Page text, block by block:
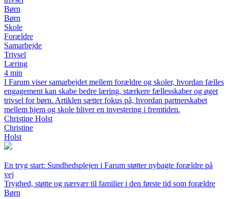
Børn
Børn
Skole
Forældre
Samarbejde
Trivsel
Læring
4 min
I Farum viser samarbejdet mellem forældre og skoler, hvordan fælles
engagement kan skabe bedre læring, stærkere fællesskaber og øget
trivsel for børn. Artiklen sætter fokus på, hvordan partnerskabet
mellem hjem og skole bliver en investering i fremtiden.
Christine Holst
Christine
Holst
En tryg start: Sundhedsplejen i Farum støtter nybagte forældre på
vej
Tryghed, støtte og nærvær til familier i den første tid som forældre
Børn